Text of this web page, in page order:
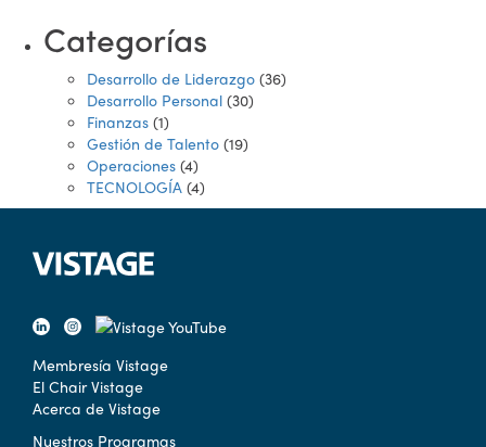
Categorías
Desarrollo de Liderazgo (36)
Desarrollo Personal (30)
Finanzas (1)
Gestión de Talento (19)
Operaciones (4)
TECNOLOGÍA (4)
Membresía Vistage
El Chair Vistage
Acerca de Vistage
Nuestros Programas